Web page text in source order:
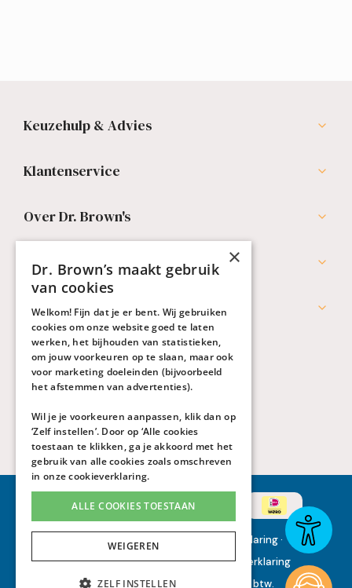
Keuzehulp & Advies
Klantenservice
Over Dr. Brown's
Professionals
Werken bij Dr. Brown's
Algemene voorwaarden Privacyverklaring·
Toegankelijkheidsverklaring·Cookieverklaring
Alle genoemde prijzen zijn inclusief btw.
×
Dr. Brown’s maakt gebruik
van cookies
Welkom! Fijn dat je er bent. Wij gebruiken
cookies om onze website goed te laten
werken, het bijhouden van statistieken,
om jouw voorkeuren op te slaan, maar ook
voor marketing doeleinden (bijvoorbeeld
het afstemmen van advertenties).
Wil je je voorkeuren aanpassen, klik dan op
‘Zelf instellen’. Door op ‘Alle cookies
toestaan te klikken, ga je akkoord met het
gebruik van alle cookies zoals omschreven
in onzecookieverklaring.
ALLE COOKIES TOESTAAN
WEIGEREN
ZELF INSTELLEN